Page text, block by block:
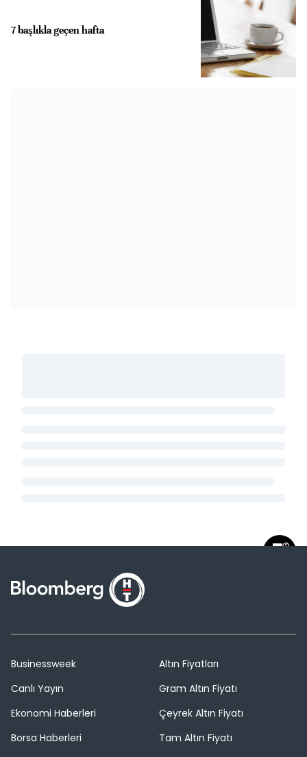
7 başlıkla geçen hafta
Businessweek
Canlı Yayın
Ekonomi Haberleri
Borsa Haberleri
Altın Fiyatları
Gram Altın Fiyatı
Çeyrek Altın Fiyatı
Tam Altın Fiyatı